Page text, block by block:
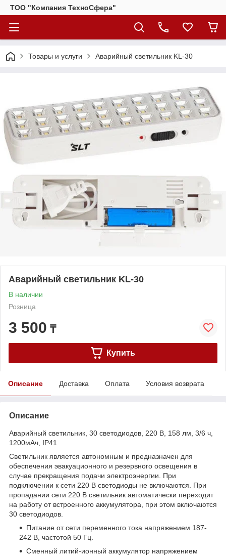
ТОО "Компания ТехноСфера"
Товары и услуги Аварийный светильник KL-30
Аварийный светильник KL-30
В наличии
Розница
3 500 ₸
Купить
Описание Доставка Оплата Условия возврата
Описание
Аварийный светильник, 30 светодиодов, 220 В, 158 лм, 3/6 ч,
1200мАч, IP41
Светильник является автономным и предназначен для
обеспечения эвакуационного и резервного освещения в
случае прекращения подачи электроэнергии. При
подключении к сети 220 В светодиоды не включаются. При
пропадании сети 220 В светильник автоматически переходит
на работу от встроенного аккумулятора, при этом включаются
30 светодиодов.
Питание от сети переменного тока напряжением 187-
242 В, частотой 50 Гц.
Сменный литий-ионный аккумулятор напряжением